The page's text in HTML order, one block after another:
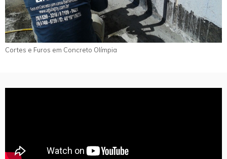
Cortes e Furos em Concreto Olímpia